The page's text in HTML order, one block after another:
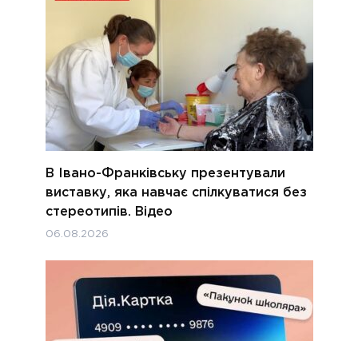
В Івано-Франківську презентували
виставку, яка навчає спілкуватися без
стереотипів. Відео
06.08.2026